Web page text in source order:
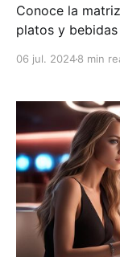
Conoce la
platos y
06 jul. 20248 min